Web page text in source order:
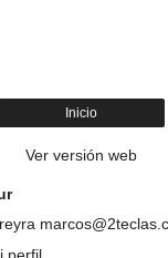
Inicio
Ver versión web
perfil